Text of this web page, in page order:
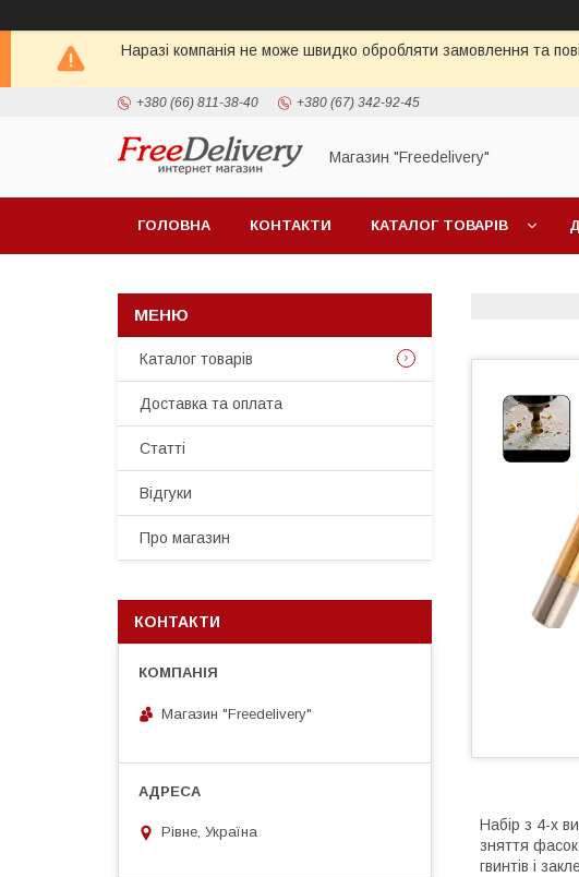
Наразі компанія не може швидко обробляти замовлення та
+380 (66) 811-38-40 +380 (67) 342-92-45
Магазин "Freedelivery"
ГОЛОВНА КОНТАКТИ КАТАЛОГ ТОВАРІВ
Набір з 4-х
зняття фасок
гвинтів і
Каталог товарів
Доставка та оплата
Статті
Відгуки
Про магазин
КОНТАКТИ
Магазин "Freedelivery"
Рівне, Україна